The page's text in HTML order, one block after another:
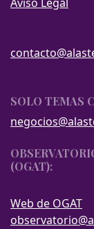
SOLO TEMAS
(OGAT):
Web de OGAT